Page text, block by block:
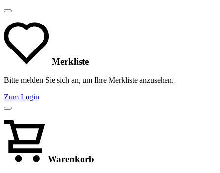
Merkliste
Bitte melden Sie sich an, um Ihre Merkliste anzusehen.
Zum Login
Warenkorb